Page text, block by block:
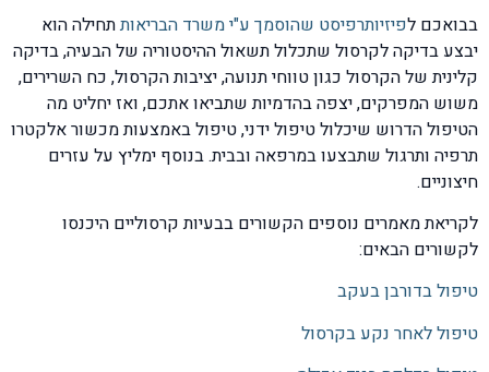
בבואכם לפיזיותרפיסט שהוסמך ע"י משרד הבריאותתחילה הוא
יבצע בדיקה לקרסול שתכלול תשאול ההיסטוריה של הבעיה, בדיקה
קלינית של הקרסול כגון טווחי תנועה, יציבות הקרסול, כח השרירים,
משוש המפרקים, יצפה בהדמיות שתביאו אתכם, ואז יחליט מה
הטיפול הדרוש שיכלול טיפול ידני, טיפול באמצעות מכשור אלקטרו
תרפיה ותרגול שתבצעו במרפאה ובבית. בנוסף ימליץ על עזרים
חיצוניים.
לקריאת מאמרים נוספים הקשורים בבעיות קרסוליים היכנסו
לקשורים הבאים:
טיפול בדורבן בעקב
טיפול לאחר נקע בקרסול